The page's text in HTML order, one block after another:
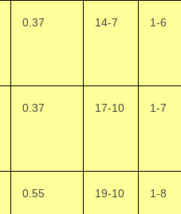
0.37 14-7 1-6
0.37 17-10 1-7
0.55 19-10 1-8